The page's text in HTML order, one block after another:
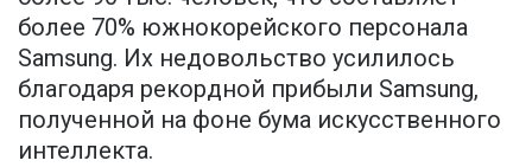
более 70% южнокорейского персонала
Samsung. Их недовольство усилилось
благодаря рекордной прибыли Samsung,
полученной на фоне бума искусственного
интеллекта.